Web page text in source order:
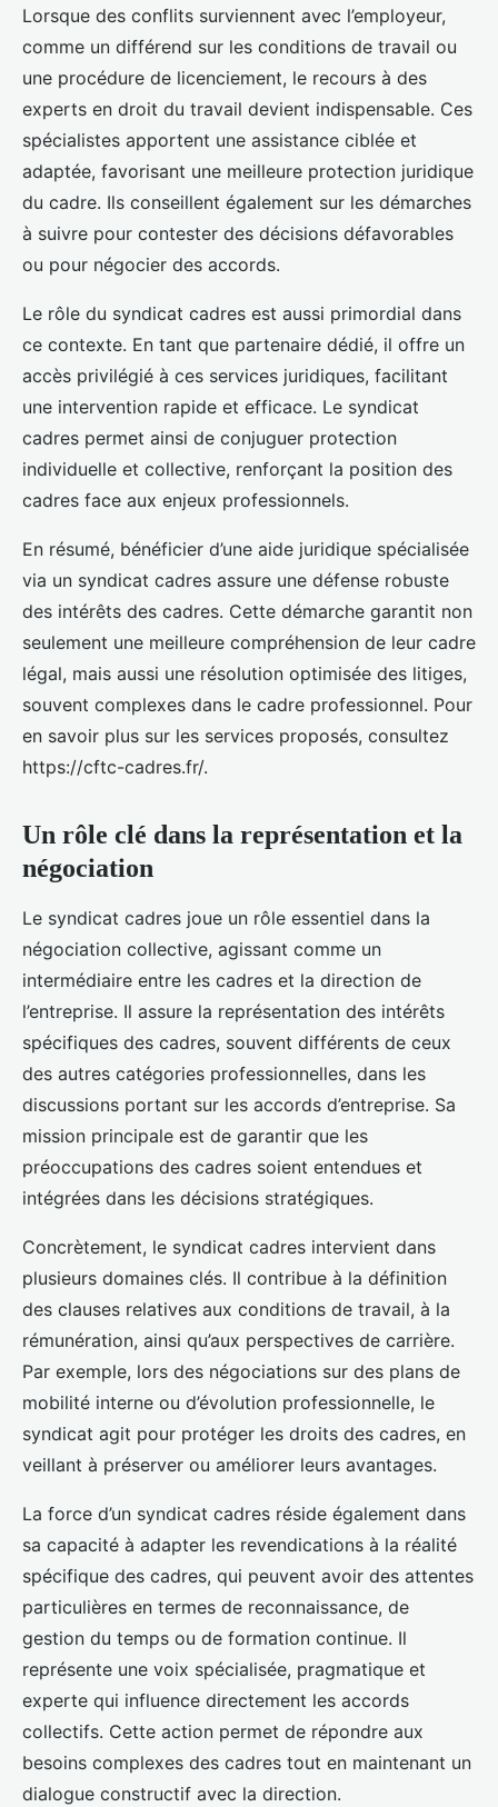
Lorsque des conflits surviennent avec l’employeur,
comme un différend sur les conditions de travail ou
une procédure de licenciement, le recours à des
experts en droit du travail devient indispensable. Ces
spécialistes apportent une assistance ciblée et
adaptée, favorisant une meilleure protection juridique
du cadre. Ils conseillent également sur les démarches
à suivre pour contester des décisions défavorables
ou pour négocier des accords.
Le rôle du syndicat cadres est aussi primordial dans
ce contexte. En tant que partenaire dédié, il offre un
accès privilégié à ces services juridiques, facilitant
une intervention rapide et efficace. Le syndicat
cadres permet ainsi de conjuguer protection
individuelle et collective, renforçant la position des
cadres face aux enjeux professionnels.
En résumé, bénéficier d’une aide juridique spécialisée
via un syndicat cadres assure une défense robuste
des intérêts des cadres. Cette démarche garantit non
seulement une meilleure compréhension de leur cadre
légal, mais aussi une résolution optimisée des litiges,
souvent complexes dans le cadre professionnel. Pour
en savoir plus sur les services proposés, consultez
https://cftc-cadres.fr/.
Un rôle clé dans la représentation et la
négociation
Le syndicat cadres joue un rôle essentiel dans la
négociation collective, agissant comme un
intermédiaire entre les cadres et la direction de
l’entreprise. Il assure la représentation des intérêts
spécifiques des cadres, souvent différents de ceux
des autres catégories professionnelles, dans les
discussions portant sur les accords d’entreprise. Sa
mission principale est de garantir que les
préoccupations des cadres soient entendues et
intégrées dans les décisions stratégiques.
Concrètement, le syndicat cadres intervient dans
plusieurs domaines clés. Il contribue à la définition
des clauses relatives aux conditions de travail, à la
rémunération, ainsi qu’aux perspectives de carrière.
Par exemple, lors des négociations sur des plans de
mobilité interne ou d’évolution professionnelle, le
syndicat agit pour protéger les droits des cadres, en
veillant à préserver ou améliorer leurs avantages.
La force d’un syndicat cadres réside également dans
sa capacité à adapter les revendications à la réalité
spécifique des cadres, qui peuvent avoir des attentes
particulières en termes de reconnaissance, de
gestion du temps ou de formation continue. Il
représente une voix spécialisée, pragmatique et
experte qui influence directement les accords
collectifs. Cette action permet de répondre aux
besoins complexes des cadres tout en maintenant un
dialogue constructif avec la direction.